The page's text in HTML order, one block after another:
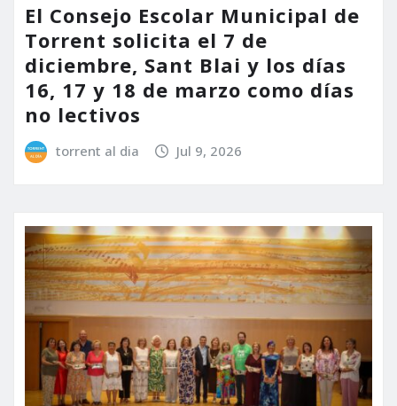
El Consejo Escolar Municipal de
Torrent solicita el 7 de
diciembre, Sant Blai y los días
16, 17 y 18 de marzo como días
no lectivos
torrent al dia Jul 9, 2026